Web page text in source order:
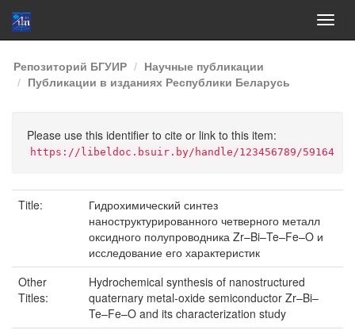
Skip
navigation
Репозиторий БГУИР
Научные публикации
Публикации в изданиях Республики Беларусь
Please use this identifier to cite or link to this item:
https://libeldoc.bsuir.by/handle/123456789/59164
Title:
Гидрохимический синтез
наноструктурированного четверного металл
оксидного полупроводника Zr–Bi–Te–Fe–O и
исследование его характеристик
Other
Titles:
Hydrochemical synthesis of nanostructured
quaternary metal-oxide semiconductor Zr–Bi–
Te–Fe–O and its characterization study